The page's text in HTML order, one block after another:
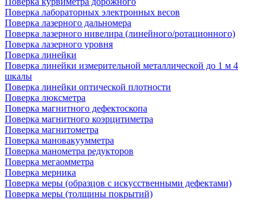
Поверка лабораторных электронных весов
Поверка лазерного дальномера
Поверка лазерного нивелира (линейного/ротационного)
Поверка лазерного уровня
Поверка линейки
Поверка линейки измерительной металлической до 1 м 4
шкалы
Поверка линейки оптической плотности
Поверка люксметра
Поверка магнитного дефектоскопа
Поверка магнитного коэрцитиметра
Поверка магнитометра
Поверка мановакуумметра
Поверка манометра редукторов
Поверка мегаомметра
Поверка мерника
Поверка меры (образцов с искусственными дефектами)
Поверка меры (толщины покрытий)